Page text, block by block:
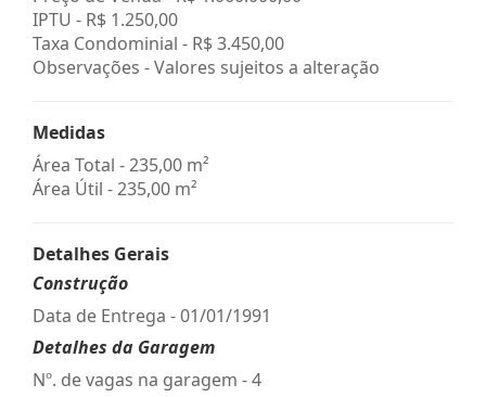
IPTU - R$ 1.250,00
Taxa Condominial - R$ 3.450,00
Observações - Valores sujeitos a alteração
Medidas
Área Total - 235,00 m²
Área Útil - 235,00 m²
Detalhes Gerais
Construção
Data de Entrega - 01/01/1991
Detalhes da Garagem
Nº. de vagas na garagem - 4